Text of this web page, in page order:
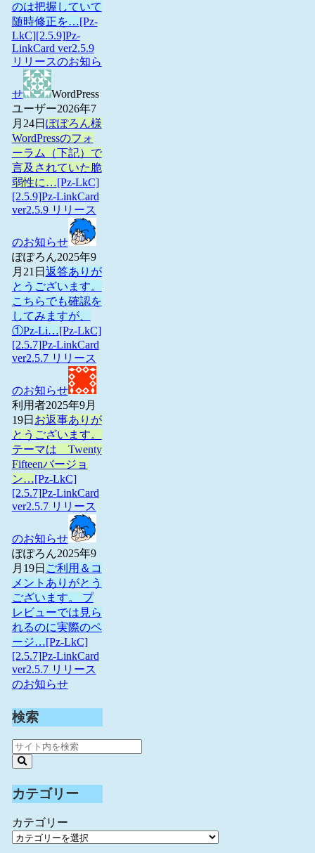
のは把握していて
随時修正を…[Pz-
LkC][2.5.9]Pz-
LinkCard ver2.5.9
リリースのお知ら
せ
WordPress
ユーザー2026年7
月24日 ぽぽろん様
WordPressのフォ
ーラム（下記）で
言及されていた脆
弱性に…[Pz-LkC]
[2.5.9]Pz-LinkCard
ver2.5.9 リリース
のお知らせ
ぽぽろん2025年9
月21日 返答ありが
とうございます。
こちらでも確認を
してみますが、
①Pz-Li…[Pz-LkC]
[2.5.7]Pz-LinkCard
ver2.5.7 リリース
のお知らせ
利用者2025年9月
19日 お返事ありが
とうございます。
テーマは Twenty
Fifteenバージョ
ン…[Pz-LkC]
[2.5.7]Pz-LinkCard
ver2.5.7 リリース
のお知らせ
ぽぽろん2025年9
月19日 ご利用＆コ
メントありがとう
ございます。 プ
レビューでは見ら
れるのに実際のペ
ージ…[Pz-LkC]
[2.5.7]Pz-LinkCard
ver2.5.7 リリース
のお知らせ
検索
カテゴリー
カテゴリー